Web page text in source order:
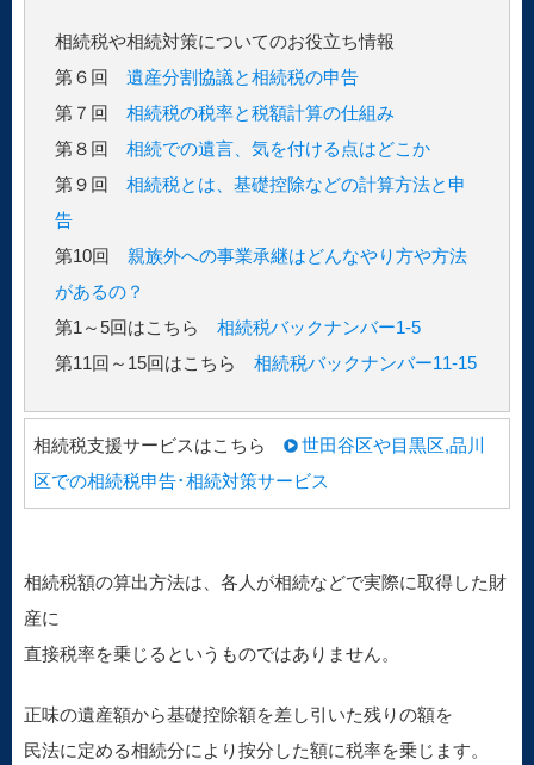
相続税や相続対策についてのお役立ち情報
第６回 遺産分割協議と相続税の申告
第７回 相続税の税率と税額計算の仕組み
第８回 相続での遺言、気を付ける点はどこか
第９回 相続税とは、基礎控除などの計算方法と申
告
第10回 親族外への事業承継はどんなやり方や方法
があるの？
第1～5回はこちら 相続税バックナンバー1-5
第11回～15回はこちら 相続税バックナンバー11-15
相続税支援サービスはこちら
世田谷区や目黒区,品川
区での相続税申告･相続対策サービス
相続税額の算出方法は、各人が相続などで実際に取得した財
産に
直接税率を乗じるというものではありません。
正味の遺産額から基礎控除額を差し引いた残りの額を
民法に定める相続分により按分した額に税率を乗じます。